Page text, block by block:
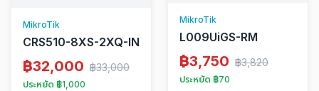
MikroTik
CRS510-8XS-2XQ-IN
฿32,000 ฿33,000
ประหยัด ฿1,000
MikroTik
L009UiGS-RM
฿3,750 ฿3,820
ประหยัด ฿70